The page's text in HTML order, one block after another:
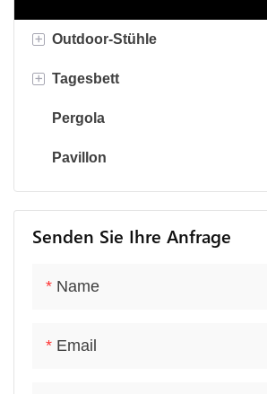
Sofa aus Teakholz
+ Outdoor-Stühle
Esszimmers tühle
Schaukelstühle
Eierstühle
+ Tagesbett
Sonnenliege
Chaiselongue
Pergola
Pavillon
Senden Sie Ihre Anfrage
Name
Email